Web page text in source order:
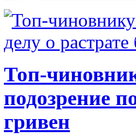
Топ-
подозрение
гривен